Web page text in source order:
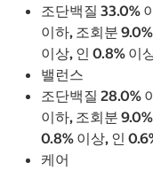
조단백질 33.0%
이하, 조회분
이상, 인 0.8% 이
밸런스
조단백질 28.0%
이하, 조회분
0.8% 이상, 인
케어